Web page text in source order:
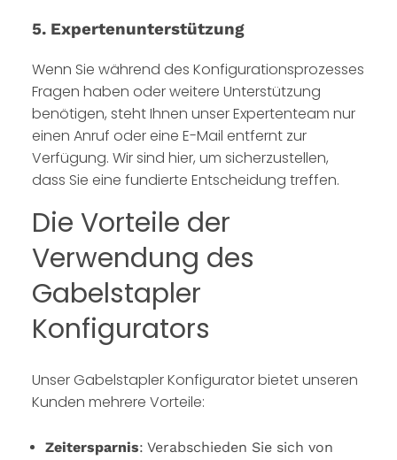
5. Expertenunterstützung
Wenn Sie während des Konfigurationsprozesses
Fragen haben oder weitere Unterstützung
benötigen, steht Ihnen unser Expertenteam nur
einen Anruf oder eine E-Mail entfernt zur
Verfügung. Wir sind hier, um sicherzustellen,
dass Sie eine fundierte Entscheidung treffen.
Die Vorteile der
Verwendung des
Gabelstapler
Konfigurators
Unser Gabelstapler Konfigurator bietet unseren
Kunden mehrere Vorteile:
Zeitersparnis: Verabschieden Sie sich von